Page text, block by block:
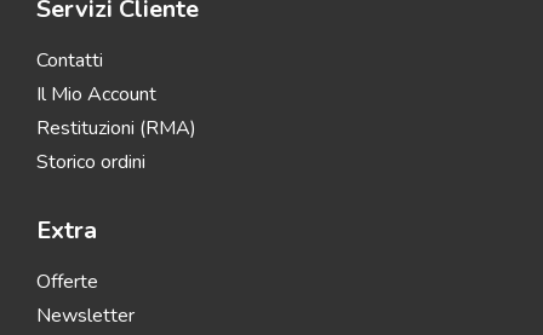
Servizi Cliente
Contatti
Il Mio Account
Restituzioni (RMA)
Storico ordini
Extra
Offerte
Newsletter